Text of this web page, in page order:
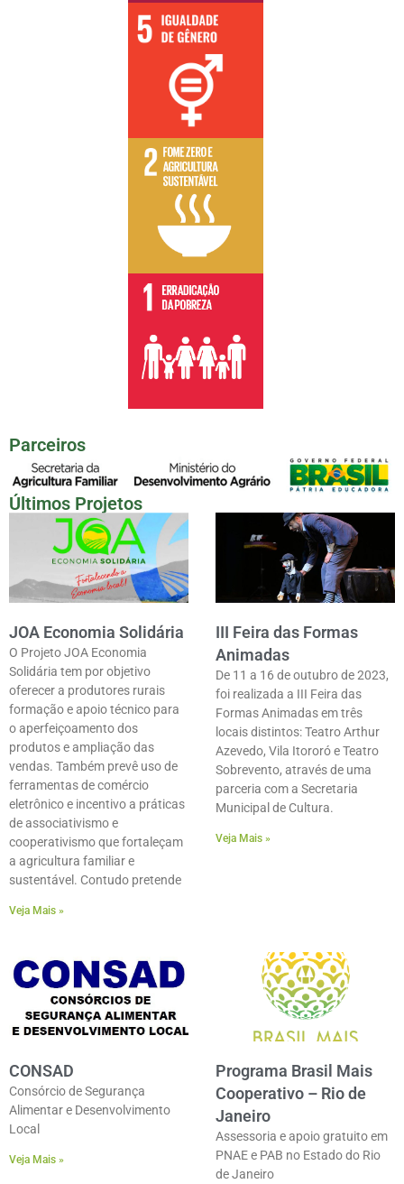
Parceiros
Últimos Projetos
JOA Economia Solidária
O Projeto JOA Economia
Solidária tem por objetivo
oferecer a produtores rurais
formação e apoio técnico para
o aperfeiçoamento dos
produtos e ampliação das
vendas. Também prevê uso de
ferramentas de comércio
eletrônico e incentivo a práticas
de associativismo e
cooperativismo que fortaleçam
a agricultura familiar e
sustentável. Contudo pretende
Veja Mais »
III Feira das Formas
Animadas
De 11 a 16 de outubro de 2023,
foi realizada a III Feira das
Formas Animadas em três
locais distintos: Teatro Arthur
Azevedo, Vila Itororó e Teatro
Sobrevento, através de uma
parceria com a Secretaria
Municipal de Cultura.
Veja Mais »
CONSAD
Consórcio de Segurança
Alimentar e Desenvolvimento
Local
Veja Mais »
Programa Brasil Mais
Cooperativo – Rio de
Janeiro
Assessoria e apoio gratuito em
PNAE e PAB no Estado do Rio
de Janeiro